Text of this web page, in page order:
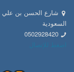
شارع الحسن بن علي -
السعودية
0502928420
اضغط للإتصال